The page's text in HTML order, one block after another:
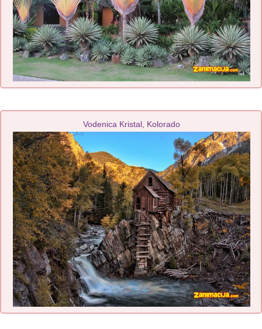
Vodenica Kristal, Kolorado